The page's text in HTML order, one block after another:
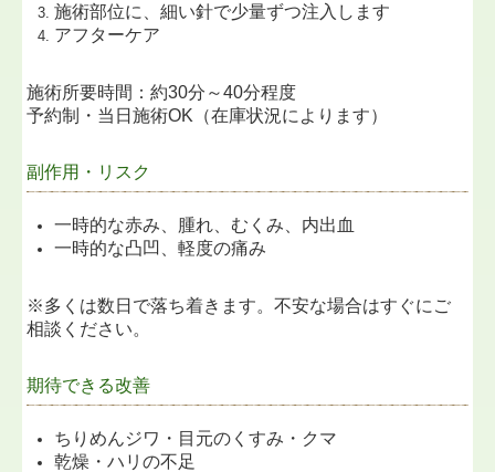
施術部位に、細い針で少量ずつ注入します
アフターケア
施術所要時間：約30分～40分程度
予約制・当日施術OK（在庫状況によります）
副作用・リスク
一時的な赤み、腫れ、むくみ、内出血
一時的な凸凹、軽度の痛み
※多くは数日で落ち着きます。不安な場合はすぐにご
相談ください。
期待できる改善
ちりめんジワ・目元のくすみ・クマ
乾燥・ハリの不足